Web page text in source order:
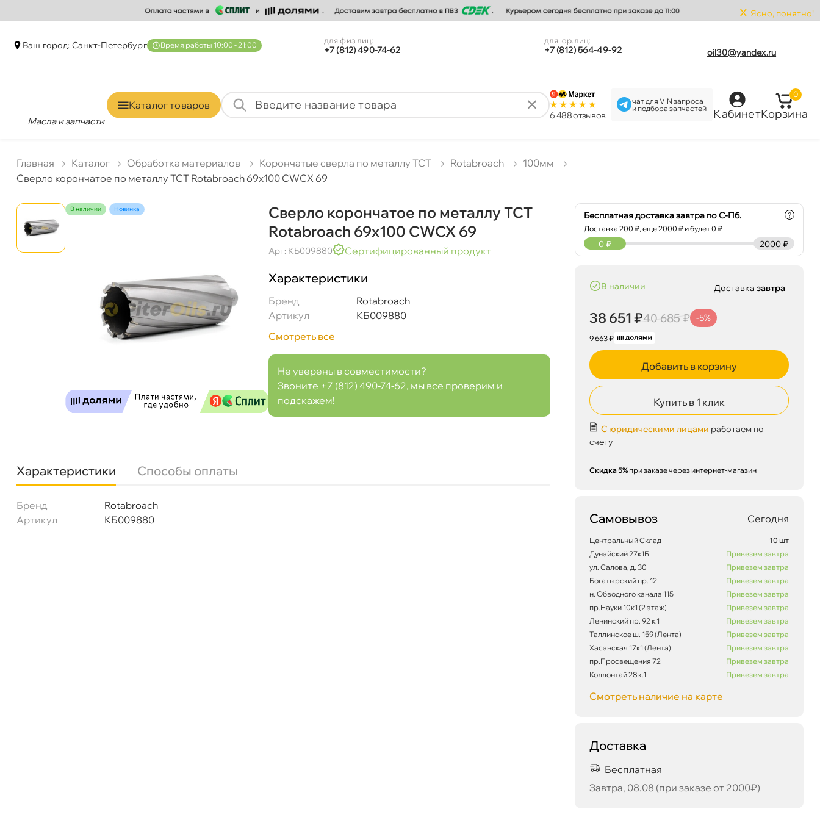
x Ясно, понятно!
аш город: Санкт-Петербур ремя работы 10:00 - 21:00 для физ.лиц:
+7 (812) 490-74-62
для юр.лиц:
+7 (812) 564-49-92 oil30@yandex.ru
Масла и запчасти
Каталог товаро
6 488 отзыво
чат для VIN запроса
и подбора запчастей
Кабинет
0
Корзина
Главная Катало Обработка материало Корончатые сверла по металлу TCT Rotabroach
100мм
Сверло корончатое по металлу TCT Rotabroach 69х100 CWCX 69
наличии Новинка
Сверло корончатое по металлу TCT
Rotabroach 69х100 CWCX 69
Арт: КБ009880 Сертифицированный продукт
Характеристики
Бренд
Rotabroach
Артикул
КБ009880
Смотреть все
Не уверены в совместимости?
Звоните +7 (812) 490-74-62, мы все проверим и
подскажем!
Характеристики Способы оплаты
Бренд
Rotabroach
Артикул
КБ009880
Бесплатная доставка завтра по С-Пб.
Доставка200 ₽, еще2000 ₽ и будет 0 ₽
?
2000 ₽
0 ₽
наличии
38 651 ₽40 685 ₽ -5%
9 663 ₽
Доставказавтра
Добавить в корзину
Купить в 1 клик
С юридическими лицами работаем по
счету
Скидка 5% при заказе через интернет-магазин
Самовывоз Сегодня
Центральный Склад
10 шт
Дунайский 27к1Б
Привезем завтра
ул. Салова, д. 30
Привезем завтра
Богатырский пр. 12
Привезем завтра
н. Обводного канала 115
Привезем завтра
пр.Науки 10к1 (2 этаж)
Привезем завтра
Ленинский пр. 92 к.1
Привезем завтра
Таллинское ш. 159 (Лента)
Привезем завтра
Хасанская 17к1 (Лента)
Привезем завтра
пр.Просвещения 72
Привезем завтра
Коллонтай 28 к.1
Привезем завтра
Смотреть наличие на карте
Доставка
Бесплатная
Завтра, 08.08 (при заказе от 2000₽)
38 651 ₽40 685 ₽ корзину
Сегодня, 07.08